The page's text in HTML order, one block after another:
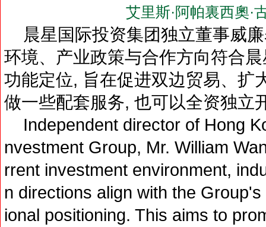
艾里斯·阿帕裏西奧·
晨星国际投资集团独立董事威
环境、产业政策与合作方向符合
功能定位, 旨在促进双边贸易、扩
做一些配套服务, 也可以全资独立
Independent director of Hong
nvestment Group, Mr. William
rrent investment environment,
n directions align with the
ional positioning. This aims to